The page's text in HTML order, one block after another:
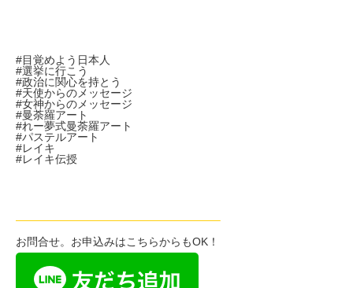
#目覚めよう日本人
#選挙に行こう
#政治に関心を持とう
#天使からのメッセージ
#女神からのメッセージ
#曼荼羅アート
#れー夢式曼荼羅アート
#パステルアート
#レイキ
#レイキ伝授
——————————————————–
お問合せ。お申込みはこちらからもOK！